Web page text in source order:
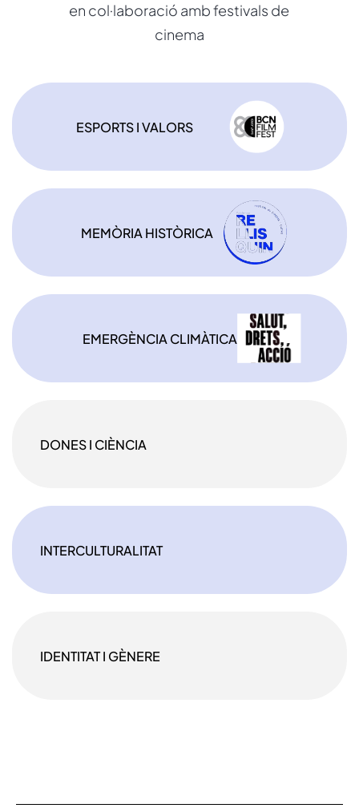
en col·laboració amb festivals de
cinema
ESPORTS I VALORS
MEMÒRIA HISTÒRICA
EMERGÈNCIA CLIMÀTICA
DONES I CIÈNCIA
INTERCULTURALITAT
IDENTITAT I GÈNERE